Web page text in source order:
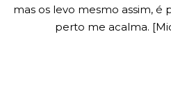
mas os levo mesmo assim, é
perto me acalma.